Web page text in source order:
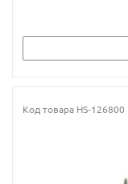
Код товара HS-126800